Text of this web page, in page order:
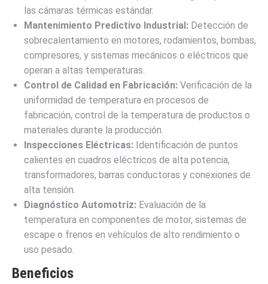
las cámaras térmicas estándar.
Mantenimiento Predictivo Industrial: Detección de
sobrecalentamiento en motores, rodamientos, bombas,
compresores, y sistemas mecánicos o eléctricos que
operan a altas temperaturas.
Control de Calidad en Fabricación: Verificación de la
uniformidad de temperatura en procesos de
fabricación, control de la temperatura de productos o
materiales durante la producción.
Inspecciones Eléctricas: Identificación de puntos
calientes en cuadros eléctricos de alta potencia,
transformadores, barras conductoras y conexiones de
alta tensión.
Diagnóstico Automotriz: Evaluación de la
temperatura en componentes de motor, sistemas de
escape o frenos en vehículos de alto rendimiento o
uso pesado.
Beneficios